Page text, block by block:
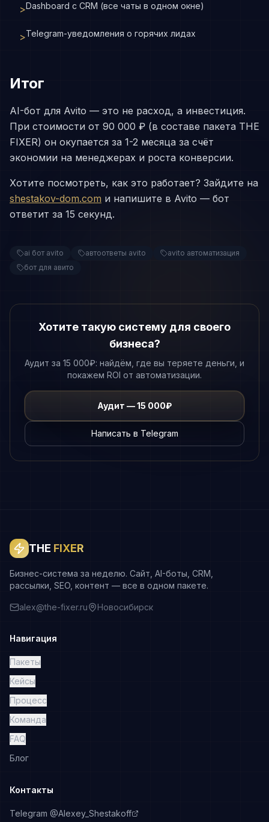
>Dashboard с CRM (все чаты в одном окне)
>Telegram-уведомления о горячих лидах
Итог
AI-бот для Avito — это не расход, а инвестиция.
При стоимости от 90 000 ₽ (в составе пакета THE
FIXER) он окупается за 1-2 месяца за счёт
экономии на менеджерах и роста конверсии.
Хотите посмотреть, как это работает? Зайдите на
shestakov-dom.com и напишите в Avito — бот
ответит за 15 секунд.
ai бот avito автоответы avito
avito автоматизация
бот для авито
Хотите такую систему для своего
бизнеса?
Аудит за 15 000₽: найдём, где вы теряете деньги, и
покажем ROI от автоматизации.
Аудит — 15 000₽
Написать в Telegram
THE FIXER
Бизнес-система за неделю. Сайт, AI-боты, CRM,
рассылки, SEO, контент — все в одном пакете.
alex@the-fixer.ru Новосибирск
Навигация
Пакеты
Кейсы
Процесс
Команда
FAQ
Блог
Контакты
Telegram @Alexey_Shestakoff